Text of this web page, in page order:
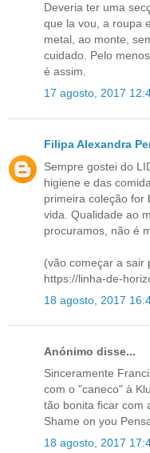
Deveria ter uma
que la vou, a roupa
metal, ao monte,
cuidado. Pelo
é assim.
17 agosto, 2017
Filipa Alexandra
Sempre gostei do
higiene e das
primeira coleção for
vida. Qualidade ao
procuramos, não é
(vão começar a sair
https://linha-de-
18 agosto, 2017
Anónimo disse...
Sinceramente
com o "caneco" à
tão bonita ficar com
Shame on you
18 agosto, 2017